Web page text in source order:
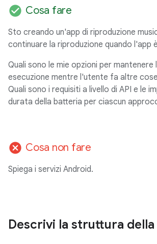
check_circle Cosa fare
Sto creando un'app di riproduzione
continuare la riproduzione quando l'app
Quali sono le mie opzioni per mantenere
esecuzione mentre l'utente fa altre
Quali sono i requisiti a livello di API e le
durata della batteria per ciascun
cancel Cosa non fare
Spiega i servizi Android.
Descrivi la struttura